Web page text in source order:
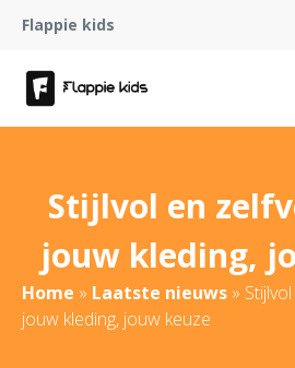
Flappie kids
Stijlvol en
jouw kleding,
Home » Laatste nieuws »
jouw kleding, jouw keuze